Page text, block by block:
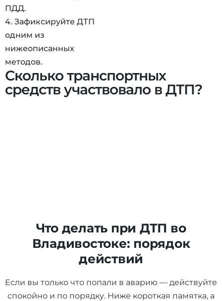
ПДД.
4. Зафиксируйте ДТП
одним из
нижеописанных
методов.
Сколько транспортных
средств участвовало в ДТП?
Что делать при ДТП во
Владивостоке: порядок
действий
Если вы только что попали в аварию — действуйте
спокойно и по порядку. Ниже короткая памятка, а